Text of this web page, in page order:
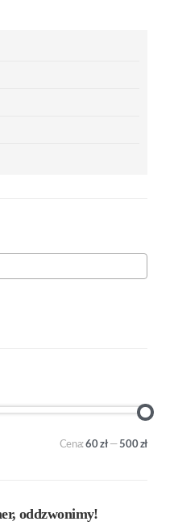
Cena:60 zł—500 zł
oddzwonimy!